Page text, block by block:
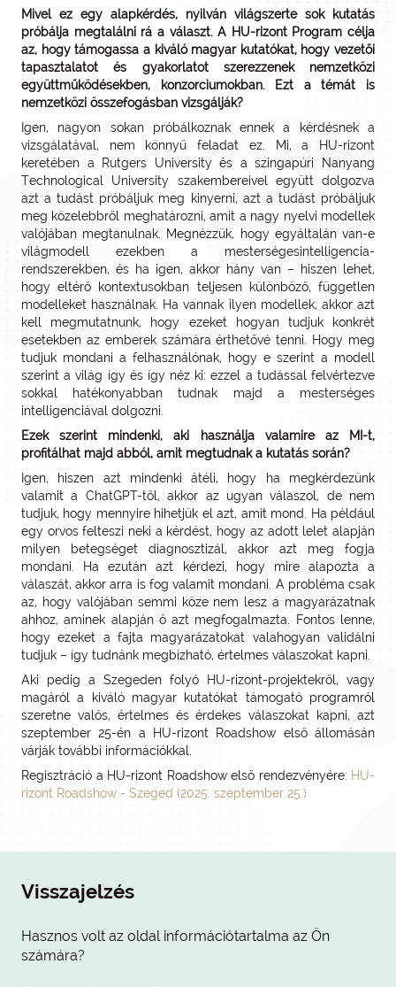
Mivel ez egy alapkérdés, nyilván világszerte sok kutatás
próbálja megtalálni rá a választ. A HU-rizont Program célja
az, hogy támogassa a kiváló magyar kutatókat, hogy vezetői
tapasztalatot és gyakorlatot szerezzenek nemzetközi
együttműködésekben, konzorciumokban. Ezt a témát is
nemzetközi összefogásban vizsgálják?
Igen, nagyon sokan próbálkoznak ennek a kérdésnek a
vizsgálatával, nem könnyű feladat ez. Mi, a HU-rizont
keretében a Rutgers University és a szingapúri Nanyang
Technological University szakembereivel együtt dolgozva
azt a tudást próbáljuk meg kinyerni, azt a tudást próbáljuk
meg közelebbről meghatározni, amit a nagy nyelvi modellek
valójában megtanulnak. Megnézzük, hogy egyáltalán van-e
világmodell ezekben a mesterségesintelligencia-
rendszerekben, és ha igen, akkor hány van – hiszen lehet,
hogy eltérő kontextusokban teljesen különböző, független
modelleket használnak. Ha vannak ilyen modellek, akkor azt
kell megmutatnunk, hogy ezeket hogyan tudjuk konkrét
esetekben az emberek számára érthetővé tenni. Hogy meg
tudjuk mondani a felhasználónak, hogy e szerint a modell
szerint a világ így és így néz ki: ezzel a tudással felvértezve
sokkal hatékonyabban tudnak majd a mesterséges
intelligenciával dolgozni.
Ezek szerint mindenki, aki használja valamire az MI-t,
profitálhat majd abból, amit megtudnak a kutatás során?
Igen, hiszen azt mindenki átéli, hogy ha megkérdezünk
valamit a ChatGPT-től, akkor az ugyan válaszol, de nem
tudjuk, hogy mennyire hihetjük el azt, amit mond. Ha például
egy orvos felteszi neki a kérdést, hogy az adott lelet alapján
milyen betegséget diagnosztizál, akkor azt meg fogja
mondani. Ha ezután azt kérdezi, hogy mire alapozta a
válaszát, akkor arra is fog valamit mondani. A probléma csak
az, hogy valójában semmi köze nem lesz a magyarázatnak
ahhoz, aminek alapján ő azt megfogalmazta. Fontos lenne,
hogy ezeket a fajta magyarázatokat valahogyan validálni
tudjuk – így tudnánk megbízható, értelmes válaszokat kapni.
Aki pedig a Szegeden folyó HU-rizont-projektekről, vagy
magáról a kiváló magyar kutatókat támogató programról
szeretne valós, értelmes és érdekes válaszokat kapni, azt
szeptember 25-én a HU-rizont Roadshow első állomásán
várják további információkkal.
Regisztráció a HU-rizont Roadshow első rendezvényére: HU-
rizont Roadshow - Szeged (2025. szeptember 25.)
Visszajelzés
Hasznos volt az oldal információtartalma az Ön
számára?